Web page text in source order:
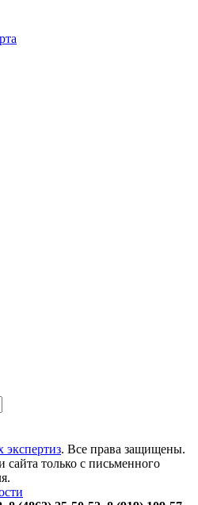
. Все права защищены.
только с письменного